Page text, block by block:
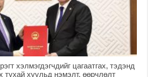
хэлмэгдэгчдийг цагаатгах, тэдэнд
тухай хуульд нэмэлт, өөрчлөлт